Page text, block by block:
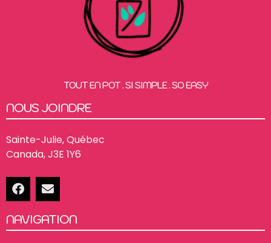
TOUT EN POT . SI SIMPLE . SO EASY
NOUS JOINDRE
Sainte-Julie, Québec
Canada, J3E 1Y6
NAVIGATION